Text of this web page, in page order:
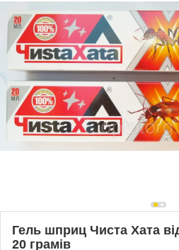
Гель шприц Чиста Хата
20 грамів